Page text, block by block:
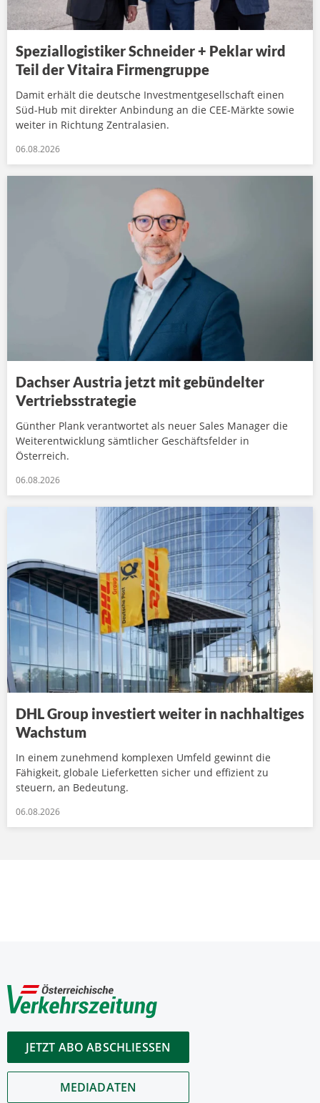
Speziallogistiker Schneider + Peklar wird
Teil der Vitaira Firmengruppe
Damit erhält die deutsche Investmentgesellschaft einen
Süd-Hub mit direkter Anbindung an die CEE-Märkte sowie
weiter in Richtung Zentralasien.
06.08.2026
Dachser Austria jetzt mit gebündelter
Vertriebsstrategie
Günther Plank verantwortet als neuer Sales Manager die
Weiterentwicklung sämtlicher Geschäftsfelder in
Österreich.
06.08.2026
DHL Group investiert weiter in nachhaltiges
Wachstum
In einem zunehmend komplexen Umfeld gewinnt die
Fähigkeit, globale Lieferketten sicher und effizient zu
steuern, an Bedeutung.
06.08.2026
JETZT ABO ABSCHLIESSEN
MEDIADATEN